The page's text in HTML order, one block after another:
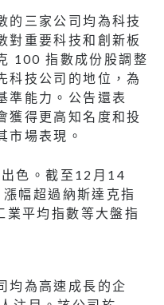
的三家公司均為科技
對重要科技和創新板
100 指數成份股調整
科技公司的地位，為
準能力。公告還表
獲得更高知名度和投
市場表現。
色。截至12月14
幅超過納斯達克指
平均指數等大盤指
均為高速成長的企